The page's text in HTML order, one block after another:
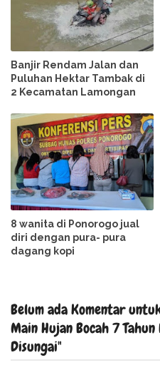
Banjir Rendam Jalan dan
Puluhan Hektar Tambak di
2 Kecamatan Lamongan
8 wanita di Ponorogo jual
diri dengan pura- pura
dagang kopi
Belum ada Komentar
Main Hujan Bocah 7
Disungai"